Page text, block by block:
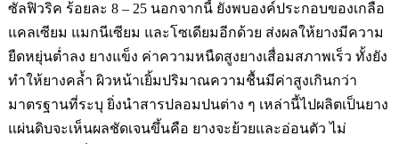
ซัลฟิวริค ร้อยละ 8 – 25 นอกจากนี้ ยังพบองค์ประกอบของเกลือ
แคลเซียม แมกนีเซียม และโซเดียมอีกด้วย ส่งผลให้ยางมีความ
ยืดหยุ่นต่ำลง ยางแข็ง ค่าความหนืดสูงยางเสื่อมสภาพเร็ว ทั้งยัง
ทำให้ยางคล้ำ ผิวหน้าเยิ้มปริมาณความชื้นมีค่าสูงเกินกว่า
มาตรฐานที่ระบุ ยิ่งนำสารปลอมปนต่าง ๆ เหล่านี้ไปผลิตเป็นยาง
แผ่นดิบจะเห็นผลชัดเจนขึ้นคือ ยางจะย้วยและอ่อนตัว ไม่